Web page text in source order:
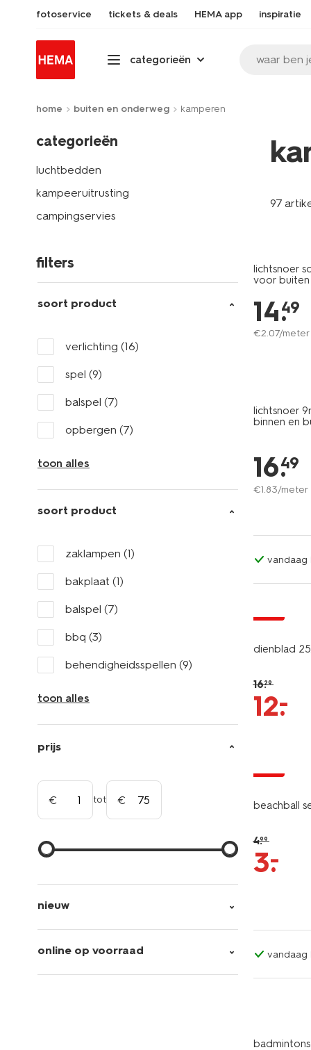
fotoservice tickets & deals HEMA app inspiratie
categorieën waar ben
home buiten en onderweg kamperen
categorieën
luchtbedden
kampeeruitrusting
campingservies
filters
soort product
verlichting (16)
spel (9)
balspel (7)
opbergen (7)
toon alles
soort product
zaklampen (1)
bakplaat (1)
balspel (7)
bbq (3)
behendigheidsspellen (9)
toon alles
prijs
tot
nieuw
online op voorraad
97
lichtsnoer
voor buiten
14.
49
€2.07/meter
lichtsnoer
binnen en
16.
49
€1.83/meter
vandaag
dienblad
16.29
12.
–
beachball
4.99
3.
–
vandaag